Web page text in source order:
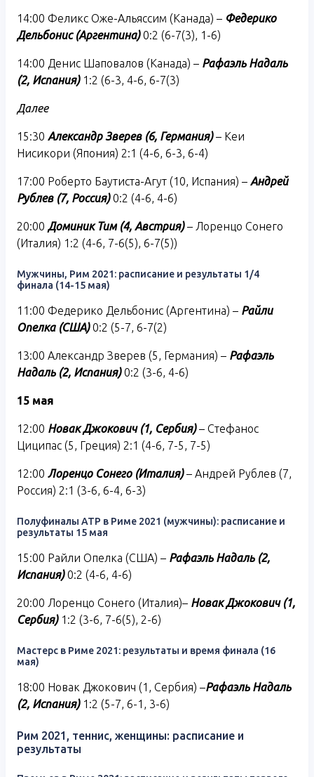
14:00 Феликс Оже-Альяссим (Канада) – Федерико
Дельбонис (Аргентина)0:2 (6-7(3), 1-6)
14:00 Денис Шаповалов (Канада) – Рафаэль Надаль
(2, Испания)1:2 (6-3, 4-6, 6-7(3)
Далее
15:30 Александр Зверев (6, Германия)– Кеи
Нисикори (Япония) 2:1 (4-6, 6-3, 6-4)
17:00 Роберто Баутиста-Агут (10, Испания) – Андрей
Рублев (7, Россия)0:2 (4-6, 4-6)
20:00 Доминик Тим (4, Австрия) – Лоренцо Сонего
(Италия) 1:2 (4-6, 7-6(5), 6-7(5))
Мужчины, Рим 2021: расписание и результаты 1/4
финала (14-15 мая)
11:00 Федерико Дельбонис (Аргентина) – Райли
Опелка (США) 0:2 (5-7, 6-7(2)
13:00 Александр Зверев (5, Германия) – Рафаэль
Надаль (2, Испания) 0:2 (3-6, 4-6)
15 мая
12:00 Новак Джокович (1, Сербия)– Стефанос
Циципас (5, Греция) 2:1 (4-6, 7-5, 7-5)
12:00 Лоренцо Сонего (Италия) – Андрей Рублев (7,
Россия) 2:1 (3-6, 6-4, 6-3)
Полуфиналы ATP в Риме 2021 (мужчины): расписание и
результаты 15 мая
15:00 Райли Опелка (США) – Рафаэль Надаль (2,
Испания) 0:2 (4-6, 4-6)
20:00 Лоренцо Сонего (Италия)– Новак Джокович (1,
Сербия)1:2 (3-6, 7-6(5), 2-6)
Мастерс в Риме 2021: результаты и время финала (16
мая)
18:00 Новак Джокович (1, Сербия) –Рафаэль Надаль
(2, Испания)1:2 (5-7, 6-1, 3-6)
Рим 2021, теннис, женщины: расписание и
результаты